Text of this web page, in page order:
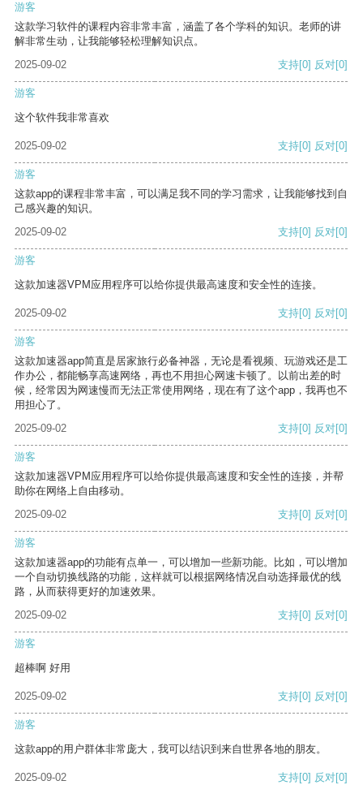
游客
这款学习软件的课程内容非常丰富，涵盖了各个学科的知识。老师的讲
解非常生动，让我能够轻松理解知识点。
2025-09-02
支持[0] 反对[0]
游客
这个软件我非常喜欢
2025-09-02 支持[0] 反对[0]
游客
这款app的课程非常丰富，可以满足我不同的学习需求，让我能够找到自
己感兴趣的知识。
2025-09-02
支持[0] 反对[0]
游客
这款加速器VPM应用程序可以给你提供最高速度和安全性的连接。
2025-09-02 支持[0] 反对[0]
游客
这款加速器app简直是居家旅行必备神器，无论是看视频、玩游戏还是工
作办公，都能畅享高速网络，再也不用担心网速卡顿了。以前出差的时
候，经常因为网速慢而无法正常使用网络，现在有了这个app，我再也不
用担心了。
2025-09-02
支持[0] 反对[0]
游客
这款加速器VPM应用程序可以给你提供最高速度和安全性的连接，并帮
助你在网络上自由移动。
2025-09-02
支持[0] 反对[0]
游客
这款加速器app的功能有点单一，可以增加一些新功能。比如，可以增加
一个自动切换线路的功能，这样就可以根据网络情况自动选择最优的线
路，从而获得更好的加速效果。
2025-09-02
支持[0] 反对[0]
游客
超棒啊 好用
2025-09-02 支持[0] 反对[0]
游客
这款app的用户群体非常庞大，我可以结识到来自世界各地的朋友。
2025-09-02 支持[0] 反对[0]